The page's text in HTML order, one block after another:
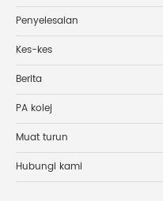
Penyelesaian
Kes-kes
Berita
PA kolej
Muat turun
Hubungi kami